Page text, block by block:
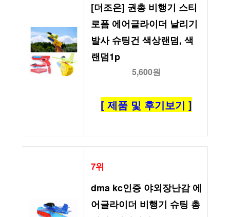
[더조은] 권총 비행기 스티
로폼 에어글라이더 날리기
발사 슈팅건 색상랜덤, 색
랜덤1p
5,600원
[ 제품 및 후기보기 ]
7위
dma kc인증 야외장난감 에
어글라이더 비행기 슈팅 총